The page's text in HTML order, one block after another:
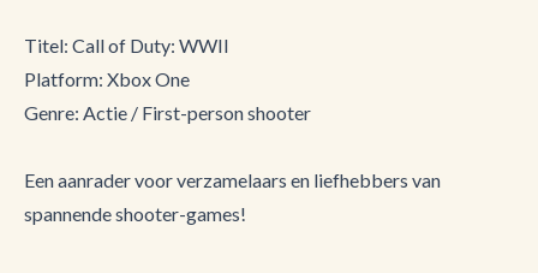
Titel: Call of Duty: WWII
Platform: Xbox One
Genre: Actie / First-person shooter
Een aanrader voor verzamelaars en liefhebbers van
spannende shooter-games!